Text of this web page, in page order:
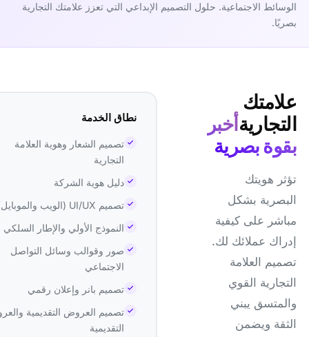
الوسائط الاجتماعية. حلول التصميم الإبداعي التي تعزز علامتك التجارية
بصريًا.
علامتك
التجاريةأخبر
بقوة بصرية
تؤثر هويتك
البصرية بشكل
مباشر على كيفية
إدراك عملائك لك.
تصميم العلامة
التجارية القوي
والمتسق يبني
الثقة ويضمن
نطاق الخدمة
تصميم الشعار وهوية العلامة
التجارية
دليل هوية الشركة
تصميم UI/UX (الويب والموبايل)
النموذج الأولي والإطار السلكي
صور وقوالب وسائل التواصل
الاجتماعي
تصميم بانر وإعلان رقمي
تصميم العروض التقديمية
التقديمية